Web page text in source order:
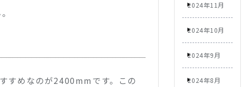
すめなのが2400mmです。この
2024年11月
2024年10月
2024年9月
2024年8月